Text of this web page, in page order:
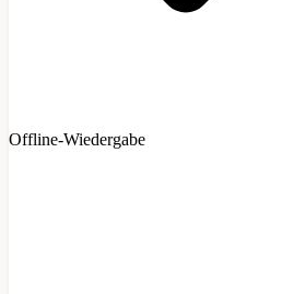
Offline-Wiedergabe